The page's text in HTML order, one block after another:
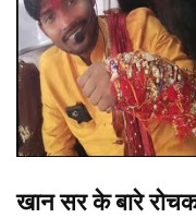
खान सरके बारे